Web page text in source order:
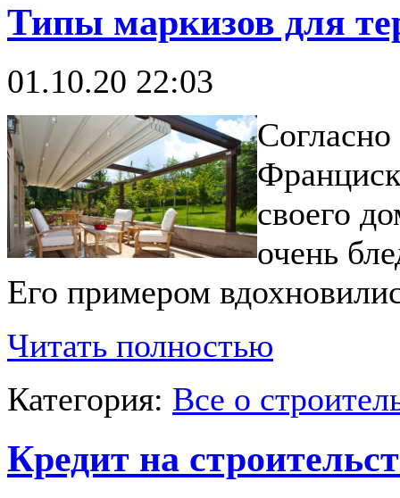
Типы маркизов для
01.10.20 22:03
своего
очень
Его примером
Читать полностью
Категория: Все о
Кредит на